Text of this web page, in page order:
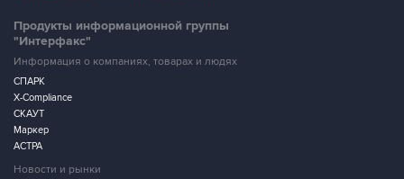
Продукты информационной группы
"Интерфакс"
Информация о компаниях, товарах и людях
СПАРК
X-Compliance
СКАУТ
Маркер
АСТРА
Новости и рынки